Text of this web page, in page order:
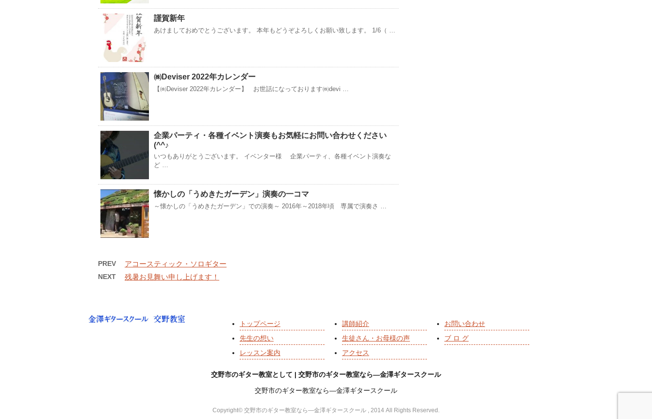
謹賀新年
あけましておめでとうございます。 本年もどうぞよろしくお願い致します。 1/6（ …
㈱Deviser 2022年カレンダー
【㈱Deviser 2022年カレンダー】 お世話になっております㈱devi …
企業パーティ・各種イベント演奏もお気軽にお問い合わせください
(^^♪
いつもありがとうございます。 イベンター様 企業パーティ、各種イベント演奏な
ど …
懐かしの「うめきたガーデン」演奏の一コマ
～懐かしの「うめきたガーデン」での演奏～ 2016年～2018年頃 専属で演奏さ …
PREV アコースティック・ソロギター
NEXT 残暑お見舞い申し上げます！
トップページ
先生の想い
レッスン案内
講師紹介
生徒さん・お母様の声
アクセス
お問い合わせ
ブ ロ グ
交野市のギター教室として | 交野市のギター教室なら―金澤ギタースクール
交野市のギター教室なら―金澤ギタースクール
Copyright© 交野市のギター教室なら―金澤ギタースクール , 2014 All Rights Reserved.